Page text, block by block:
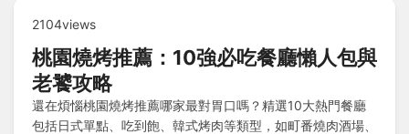
2104views
桃園燒烤推薦：10強必吃餐廳懶人包與
老饕攻略
還在煩惱桃園燒烤推薦哪家最對胃口嗎？精選10大熱門餐廳
包括日式單點、吃到飽、韓式烤肉等類型，如町番燒肉酒場、